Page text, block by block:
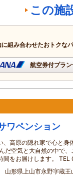
この施
組み合わせたおトクな
航空券付プラ
ワペンション
、高原の隠れ家で心と身
だ空気と大自然の中で
間をお届けします。
山形県上山市永野字蔵